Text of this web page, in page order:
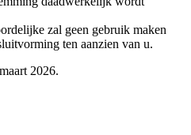
zal geen gebruik maken
ten aanzien van u.
2026.